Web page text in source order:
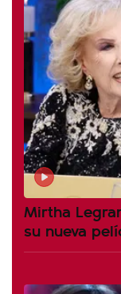
Mirtha
su nueva